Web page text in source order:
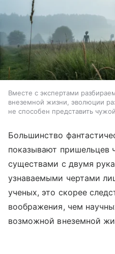
Вместе с экспертами
внеземной жизни, эволюции
не способен представить
Большинство
показывают пришельцев
существами с двумя
узнаваемыми чертами
ученых, это скорее
воображения, чем
возможной внеземной